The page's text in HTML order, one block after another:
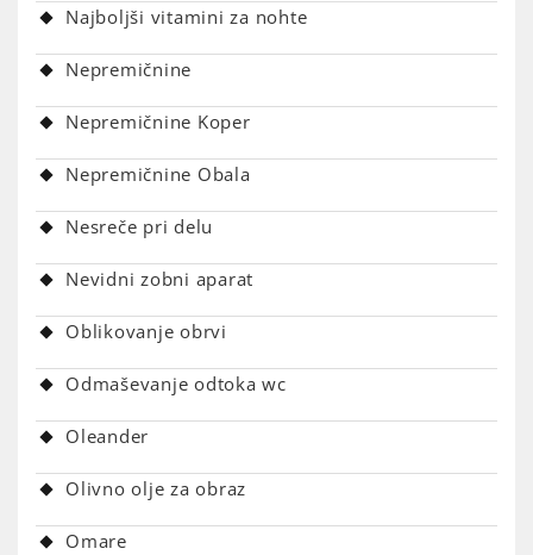
Najboljši vitamini za nohte
Nepremičnine
Nepremičnine Koper
Nepremičnine Obala
Nesreče pri delu
Nevidni zobni aparat
Oblikovanje obrvi
Odmaševanje odtoka wc
Oleander
Olivno olje za obraz
Omare